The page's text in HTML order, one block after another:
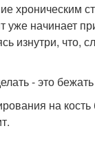
хроническим
начинает
изнутри, что,
- это бежать
на кость